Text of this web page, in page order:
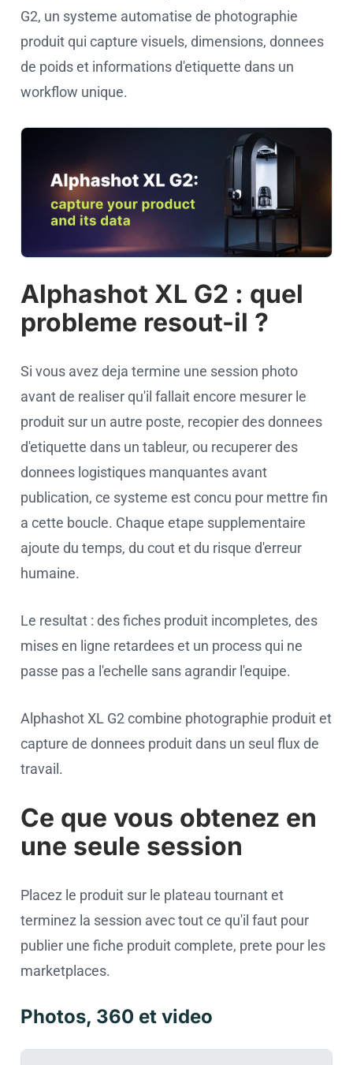
G2, un systeme automatise de photographie
produit qui capture visuels, dimensions, donnees
de poids et informations d'etiquette dans un
workflow unique.
Alphashot XL G2 : quel
probleme resout-il ?
Si vous avez deja termine une session photo
avant de realiser qu'il fallait encore mesurer le
produit sur un autre poste, recopier des donnees
d'etiquette dans un tableur, ou recuperer des
donnees logistiques manquantes avant
publication, ce systeme est concu pour mettre fin
a cette boucle. Chaque etape supplementaire
ajoute du temps, du cout et du risque d'erreur
humaine.
Le resultat : des fiches produit incompletes, des
mises en ligne retardees et un process qui ne
passe pas a l'echelle sans agrandir l'equipe.
Alphashot XL G2 combine photographie produit et
capture de donnees produit dans un seul flux de
travail.
Ce que vous obtenez en
une seule session
Placez le produit sur le plateau tournant et
terminez la session avec tout ce qu'il faut pour
publier une fiche produit complete, prete pour les
marketplaces.
Photos, 360 et video